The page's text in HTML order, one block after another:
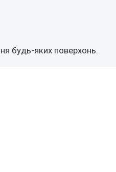
будь-яких поверхонь.